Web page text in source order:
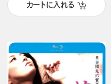
カートに入れる